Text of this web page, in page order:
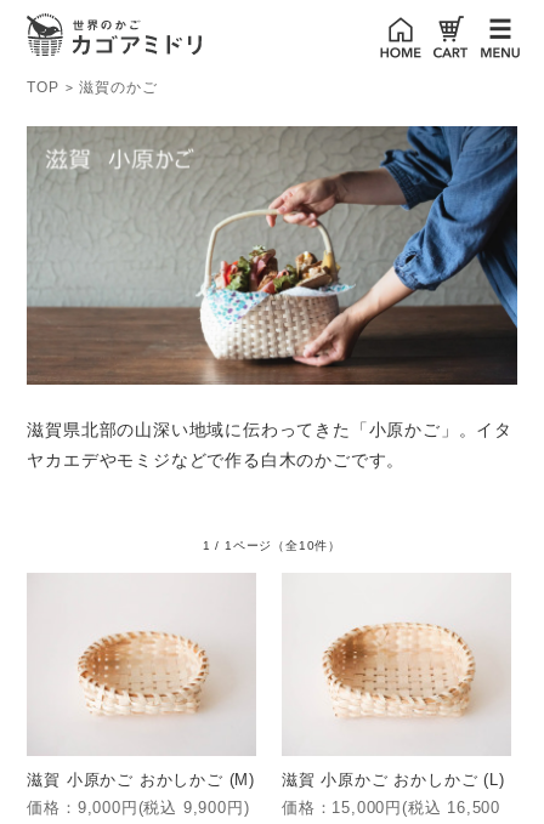
TOP > 滋賀のかご
滋賀県北部の山深い地域に伝わってきた「小原かご」。イタ
ヤカエデやモミジなどで作る白木のかごです。
1 / 1ページ （全10件）
滋賀 小原かご おかしかご (M)
価格：9,000円(税込 9,900円)
滋賀 小原かご おかしかご (L)
価格：15,000円(税込 16,500